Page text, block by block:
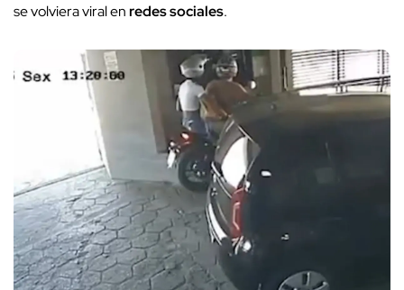
se volviera viral enredes sociales.